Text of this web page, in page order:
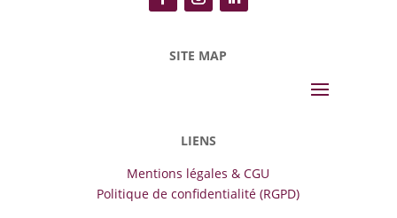
SITE MAP
LIENS
Mentions légales & CGU
Politique de confidentialité (RGPD)